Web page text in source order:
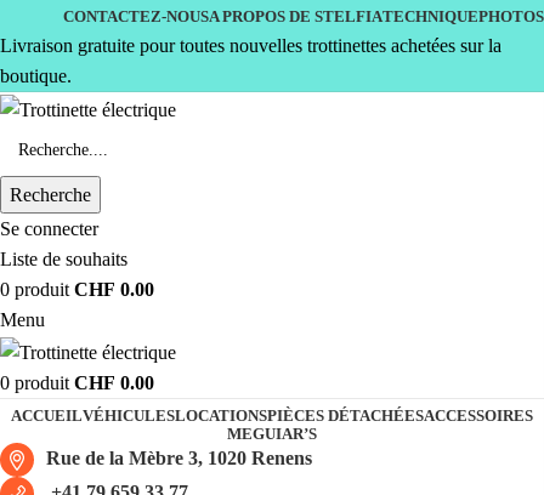
CONTACTEZ-NOUSA PROPOS DE STELFIATECHNIQUEPHOTOS
Livraison gratuite pour toutes nouvelles trottinettes achetées sur la
boutique.
Recherche
Se connecter
Liste de souhaits
0 produit CHF 0.00
Menu
0 produit CHF 0.00
ACCUEILVÉHICULESLOCATIONSPIÈCES DÉTACHÉESACCESSOIRES
MEGUIAR’S
Rue de la Mèbre 3, 1020 Renens